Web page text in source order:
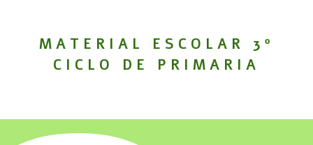
MATERIAL ESCOLAR 3º
CICLO DE PRIMARIA